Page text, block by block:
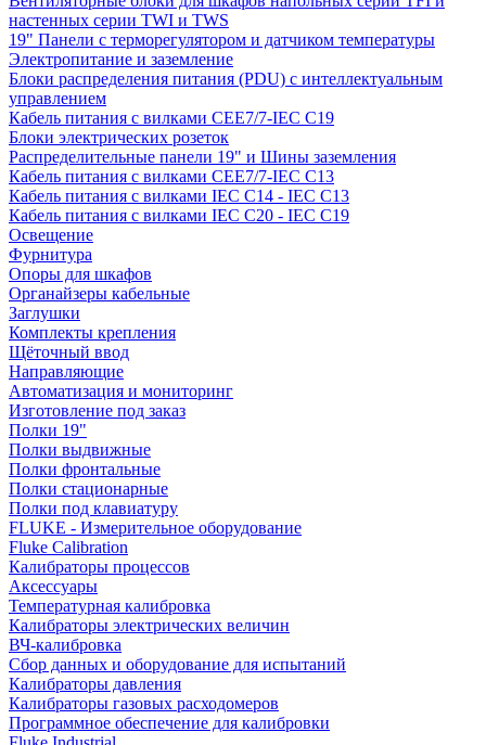
настенных серии TWI и TWS
19" Панели с терморегулятором и датчиком температуры
Электропитание и заземление
Блоки распределения питания (PDU) с интеллектуальным
управлением
Кабель питания с вилками CEE7/7-IEC C19
Блоки электрических розеток
Распределительные панели 19" и Шины заземления
Кабель питания с вилками CEE7/7-IEC C13
Кабель питания с вилками IEC C14 - IEC C13
Кабель питания с вилками IEC C20 - IEC C19
Освещение
Фурнитура
Опоры для шкафов
Органайзеры кабельные
Заглушки
Комплекты крепления
Щёточный ввод
Направляющие
Автоматизация и мониторинг
Изготовление под заказ
Полки 19"
Полки выдвижные
Полки фронтальные
Полки стационарные
Полки под клавиатуру
FLUKE - Измерительное оборудование
Fluke Calibration
Калибраторы процессов
Аксессуары
Температурная калибровка
Калибраторы электрических величин
ВЧ-калибровка
Сбор данных и оборудование для испытаний
Калибраторы давления
Калибраторы газовых расходомеров
Программное обеспечение для калибровки